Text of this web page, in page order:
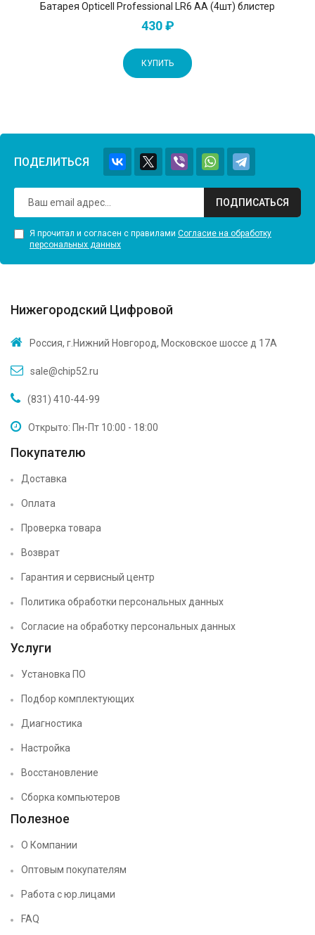
Батарея Opticell Professional LR6 AA (4шт) блистер
430 ₽
КУПИТЬ
ПОДЕЛИТЬСЯ
ПОДПИСАТЬСЯ
Я прочитал и согласен с правилами Согласие на обработку
персональных данных
Нижегородский Цифровой
Россия, г.Нижний Новгород, Московское шоссе д 17А
sale@chip52.ru
(831) 410-44-99
Открыто: Пн-Пт 10:00 - 18:00
Покупателю
Доставка
Оплата
Проверка товара
Возврат
Гарантия и сервисный центр
Политика обработки персональных данных
Согласие на обработку персональных данных
Услуги
Установка ПО
Подбор комплектующих
Диагностика
Настройка
Восстановление
Сборка компьютеров
Полезное
О Компании
Оптовым покупателям
Работа с юр.лицами
FAQ